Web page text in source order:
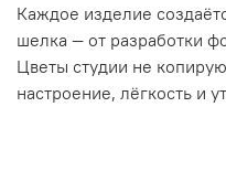
Каждое изделие
шелка — от разработки
Цветы студии не
настроение, лёгкость и